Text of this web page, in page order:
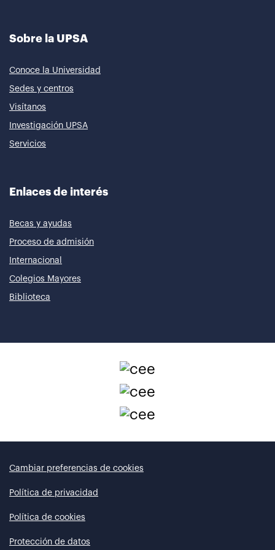
Sobre la UPSA
Conoce la Universidad
Sedes y centros
Visítanos
Investigación UPSA
Servicios
Enlaces de interés
Becas y ayudas
Proceso de admisión
Internacional
Colegios Mayores
Biblioteca
Cambiar preferencias de cookies
Política de privacidad
Política de cookies
Protección de datos